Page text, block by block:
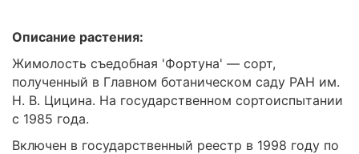
Описание растения:
Жимолость съедобная 'Фортуна' — сорт,
полученный в Главном ботаническом саду РАН им.
Н. В. Цицина. На государственном сортоиспытании
с 1985 года.
Включен в государственный реестр в 1998 году по